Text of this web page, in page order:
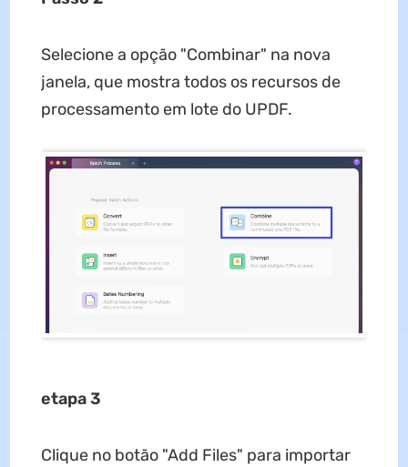
Selecione a opção "Combinar" na nova
janela, que mostra todos os recursos de
processamento em lote do UPDF.
etapa 3
Clique no botão "Add Files" para importar